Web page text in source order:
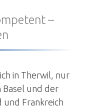
–
in Therwil, nur
und der
und Frankreich